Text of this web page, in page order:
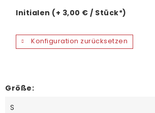
Initialen (+ 3,00 € / Stück*)
Konfiguration zurücksetzen
Größe: